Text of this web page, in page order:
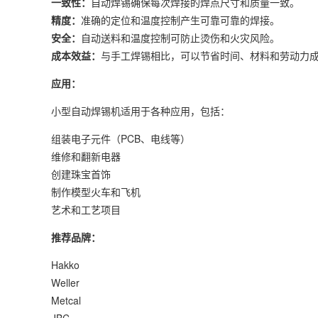
精度： 准确的定位和温度控制产生可靠可靠的焊接。
安全： 自动送料和温度控制可防止烫伤和火灾风险。
成本效益： 与手工焊锡相比，可以节省时间、材料和劳动力
应用：
小型自动焊锡机适用于各种应用，包括：
组装电子元件（PCB、电线等）
维修和翻新电器
创建珠宝首饰
制作模型火车和飞机
艺术和工艺项目
推荐品牌：
Hakko
Weller
Metcal